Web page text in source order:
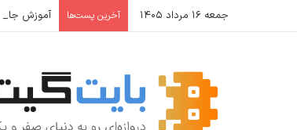
جمعه ۱۶ مرداد ۱۴۰۵ آخرین پست‌ها آموزش جامع Cron Job در Hermes Agent؛ قابلیت زمان‌بندی خودکار وظایف